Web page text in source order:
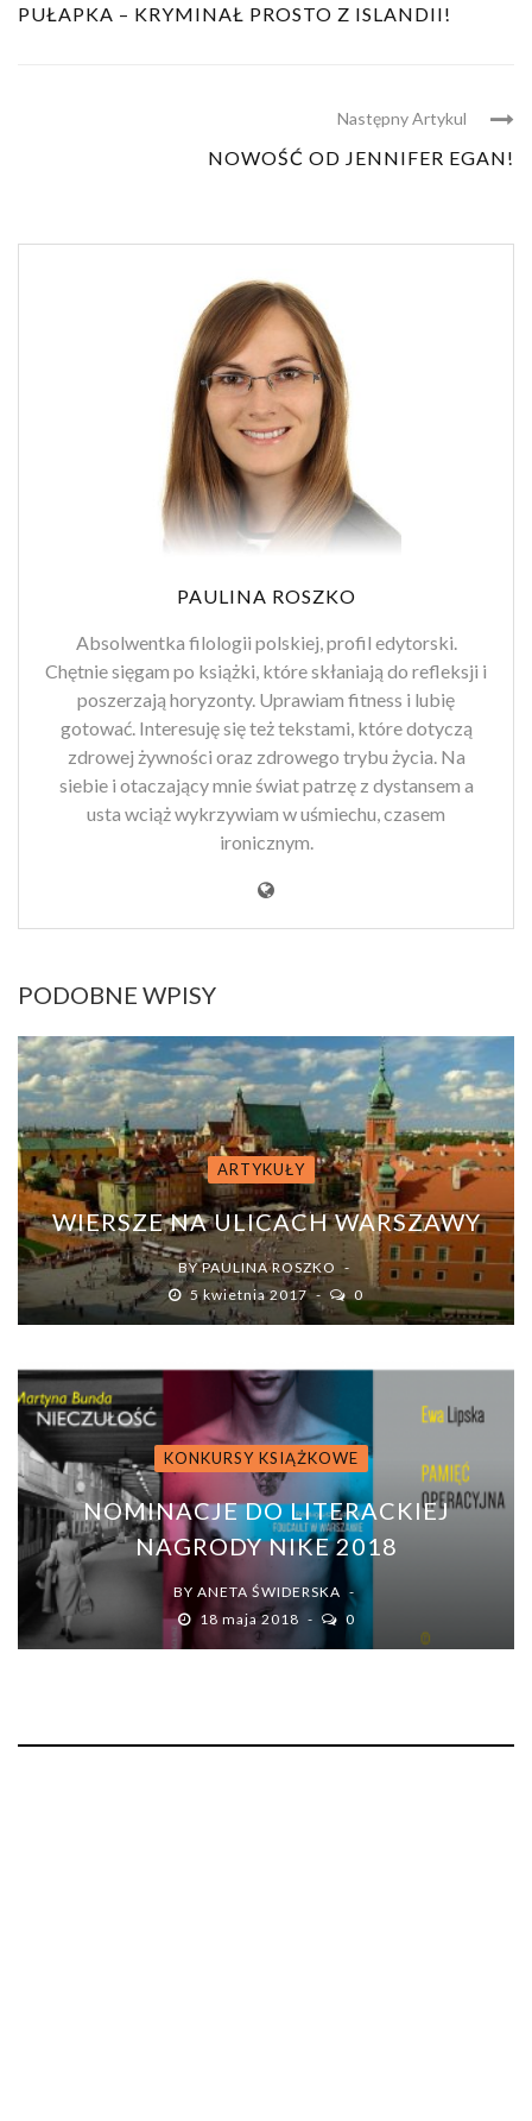
PUŁAPKA – KRYMINAŁ PROSTO Z ISLANDII!
Następny Artykul
NOWOŚĆ OD JENNIFER EGAN!
PAULINA ROSZKO
Absolwentka filologii polskiej, profil edytorski.
Chętnie sięgam po książki, które skłaniają do refleksji i
poszerzają horyzonty. Uprawiam fitness i lubię
gotować. Interesuję się też tekstami, które dotyczą
zdrowej żywności oraz zdrowego trybu życia. Na
siebie i otaczający mnie świat patrzę z dystansem a
usta wciąż wykrzywiam w uśmiechu, czasem
ironicznym.
PODOBNE WPISY
ARTYKUŁY
WIERSZE NA ULICACH WARSZAWY
BYPAULINA ROSZKO
5 kwietnia 2017
0
KONKURSY KSIĄŻKOWE
NOMINACJE DO LITERACKIEJ
NAGRODY NIKE 2018
BY ANETA ŚWIDERSKA
18 maja 2018
0